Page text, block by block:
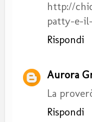
http://
patty-e-
Rispondi
Aurora
La
Rispondi